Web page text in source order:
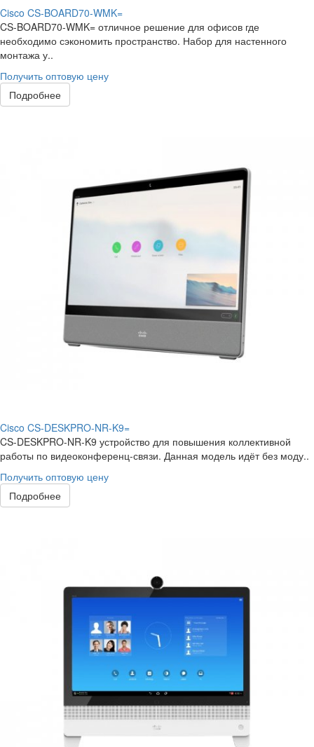
Cisco CS-BOARD70-WMK=
CS-BOARD70-WMK= отличное решение для офисов где
необходимо сэкономить пространство. Набор для настенного
монтажа у..
Получить оптовую цену
Подробнее
Cisco CS-DESKPRO-NR-K9=
CS-DESKPRO-NR-K9 устройство для повышения коллективной
работы по видеоконференц-связи. Данная модель идёт без моду..
Получить оптовую цену
Подробнее